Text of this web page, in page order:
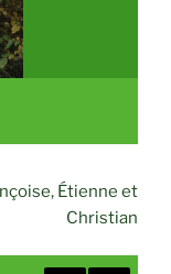
Étienne et
Christian